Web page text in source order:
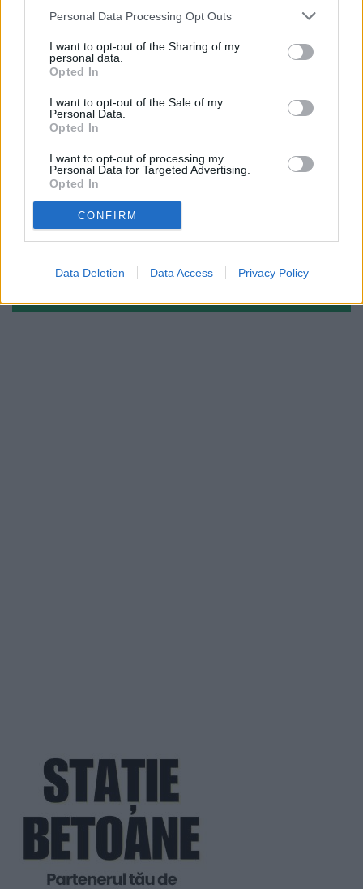
Personal Data Processing Opt Outs
I want to opt-out of the Sharing of my
personal data.
Opted In
I want to opt-out of the Sale of my
Personal Data.
Opted In
I want to opt-out of processing my
Personal Data for Targeted Advertising.
Opted In
CONFIRM
Data Deletion Data Access Privacy Policy